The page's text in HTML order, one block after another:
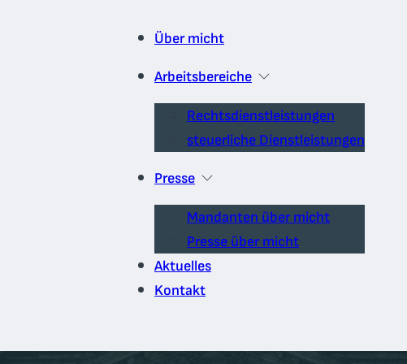
Über micht
Arbeitsbereiche
Rechtsdienstleistungen
steuerliche Dienstleistungen
Presse
Mandanten über micht
Presse über micht
Aktuelles
Kontakt